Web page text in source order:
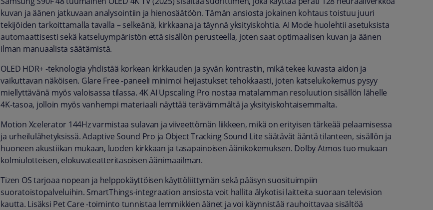
kuvan ja äänen jatkuvaan analysointiin ja hienosäätöön. Tämän ansiosta jokainen kohtaus toistuu juuri
tekijöiden tarkoittamalla tavalla – selkeänä, kirkkaana ja täynnä yksityiskohtia. AI Mode huolehtii asetuksista
automaattisesti sekä katseluympäristön että sisällön perusteella, joten saat optimaalisen kuvan ja äänen
ilman manuaalista säätämistä.
OLED HDR+ -teknologia yhdistää korkean kirkkauden ja syvän kontrastin, mikä tekee kuvasta aidon ja
vaikuttavan näköisen. Glare Free -paneeli minimoi heijastukset tehokkaasti, joten katselukokemus pysyy
miellyttävänä myös valoisassa tilassa. 4K AI Upscaling Pro nostaa matalamman resoluution sisällön lähelle
4K-tasoa, jolloin myös vanhempi materiaali näyttää terävämmältä ja yksityiskohtaisemmalta.
Motion Xcelerator 144Hz varmistaa sulavan ja viiveettömän liikkeen, mikä on erityisen tärkeää pelaamisessa
ja urheilulähetyksissä. Adaptive Sound Pro ja Object Tracking Sound Lite säätävät ääntä tilanteen, sisällön ja
huoneen akustiikan mukaan, luoden kirkkaan ja tasapainoisen äänikokemuksen. Dolby Atmos tuo mukaan
kolmiulotteisen, elokuvateatteritasoisen äänimaailman.
Tizen OS tarjoaa nopean ja helppokäyttöisen käyttöliittymän sekä pääsyn suosituimpiin
suoratoistopalveluihin. SmartThings-integraation ansiosta voit hallita älykotisi laitteita suoraan television
kautta. Lisäksi Pet Care -toiminto tunnistaa lemmikkien äänet ja voi käynnistää rauhoittavaa sisältöä